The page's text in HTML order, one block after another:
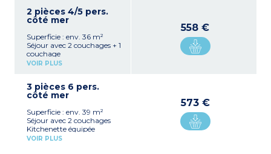
2 pièces 4/5 pers.
côté mer
Superficie : env. 36 m²
Séjour avec 2 couchages + 1
couchage
Chambre avec 2
(réfrigérateur top, micro-
ondes mixte, plaque
lave-vaisselle, cafetière à
capsules)
Salle de douche avec WC
VOIR PLUS
558 €
3 pièces 6 pers.
côté mer
Superficie : env. 39 m²
Séjour avec 2 couchages
Kitchenette équipée
(réfrigérateur, micro-ondes
VOIR PLUS
573 €